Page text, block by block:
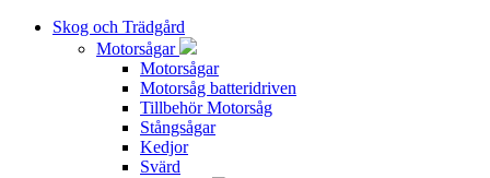
Skog och Trädgård
Motorsågar
Motorsågar
Motorsåg batteridriven
Tillbehör Motorsåg
Stångsågar
Kedjor
Svärd